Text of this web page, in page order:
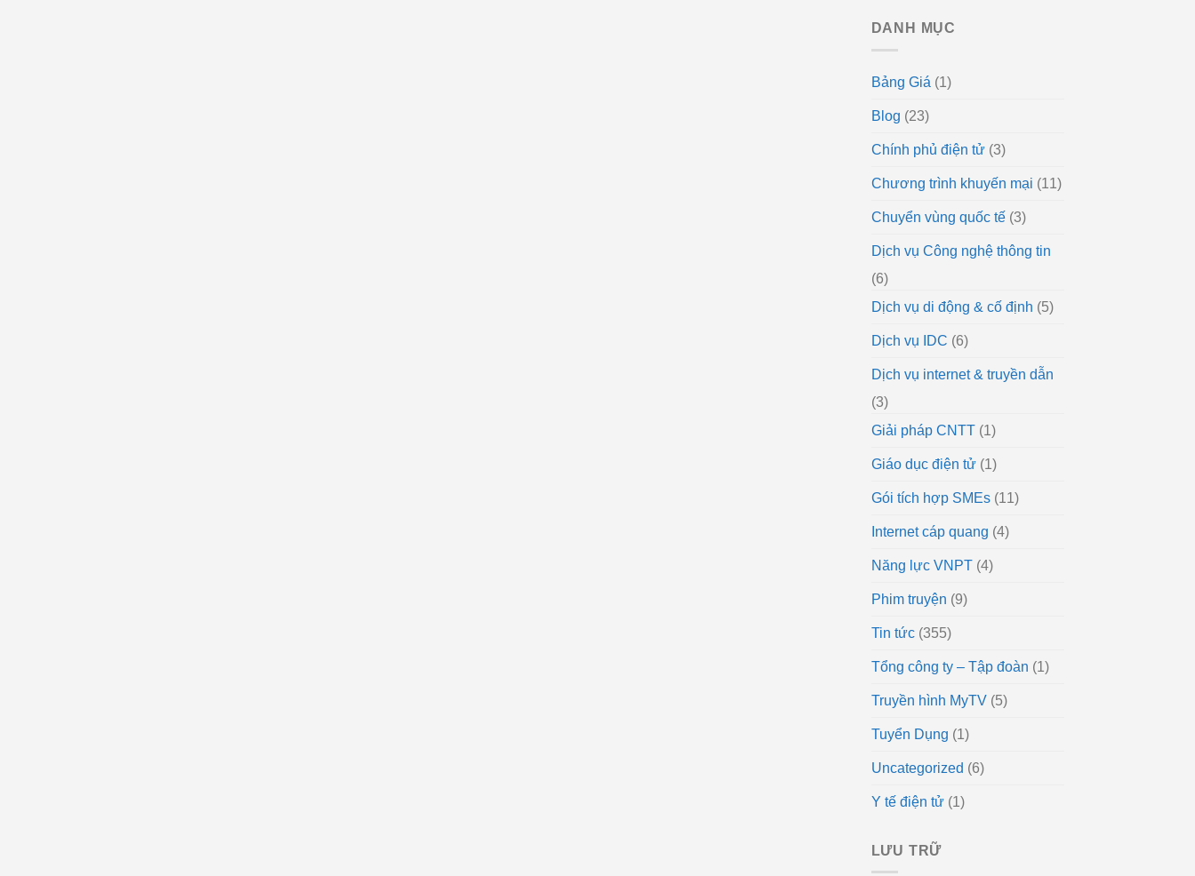
DANH MỤC
Bảng Giá (1)
Blog (23)
Chính phủ điện tử(3)
Chương trình khuyến mại (11)
Chuyển vùng quốc tế(3)
Dịch vụ Công nghệ thông tin
(6)
Dịch vụ di động & cố định (5)
Dịch vụ IDC (6)
Dịch vụ internet & truyền dẫn
(3)
Giải pháp CNTT(1)
Giáo dục điện tử(1)
Gói tích hợp SMEs(11)
Internet cáp quang (4)
Năng lực VNPT(4)
Phim truyện (9)
Tin tức(355)
Tổng công ty – Tập đoàn (1)
Truyền hình MyTV(5)
Tuyển Dụng (1)
Uncategorized (6)
Y tế điện tử(1)
LƯU TRỮ